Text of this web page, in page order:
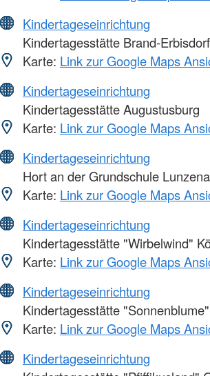
Kindertageseinrichtung
Kindertagesstätte Brand-Erbisdorf
Karte: Link zur Google Maps
Kindertageseinrichtung
Kindertagesstätte Augustusburg
Karte: Link zur Google Maps
Kindertageseinrichtung
Hort an der Grundschule
Karte: Link zur Google Maps
Kindertageseinrichtung
Kindertagesstätte "Wirbelwind"
Karte: Link zur Google Maps
Kindertageseinrichtung
Kindertagesstätte
Karte: Link zur Google Maps
Kindertageseinrichtung